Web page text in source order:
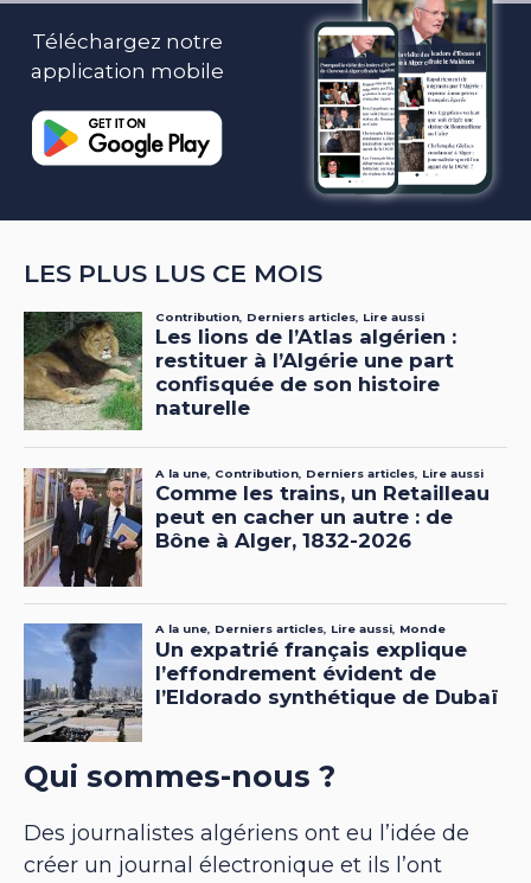
Téléchargez notre
application mobile
LES PLUS LUS CE MOIS
Qui sommes-nous ?
Des journalistes algériens ont eu l’idée de
créer un journal électronique et ils l’ont